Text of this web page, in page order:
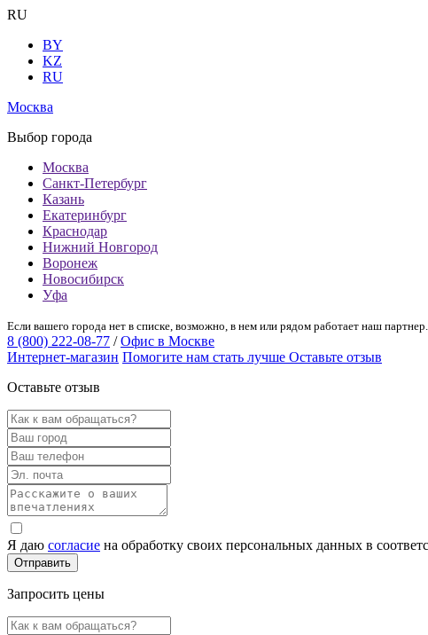
RU
BY
KZ
RU
Москва
Выбор города
Москва
Санкт-Петербург
Казань
Екатеринбург
Краснодар
Нижний Новгород
Воронеж
Новосибирск
Уфа
Если вашего города нет в списке, возможно, в нем или рядом работает наш
8 (800) 222-08-77 / Офис в Москве
Интернет-магазин Помогите нам стать лучше Оставьте отзыв
Оставьте отзыв
Я даю согласие на обработку своих персональных данных в
Запросить цены